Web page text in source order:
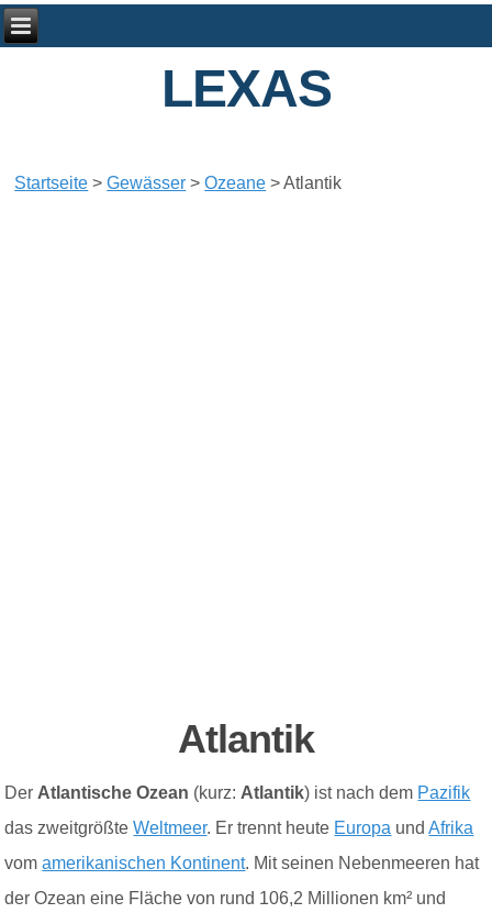
LEXAS
Startseite >Gewässer >Ozeane >Atlantik
Atlantik
DerAtlantische Ozean (kurz:Atlantik) ist nach dem Pazifik
das zweitgrößteWeltmeer. Er trennt heute Europa undAfrika
vomamerikanischen Kontinent. Mit seinen Nebenmeeren hat
der Ozean eine Fläche von rund 106,2 Millionen km² und